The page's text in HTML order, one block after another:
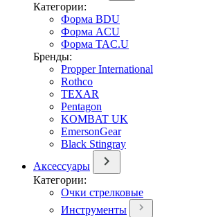
Категории:
Форма BDU
Форма ACU
Форма TAC.U
Бренды:
Propper International
Rothco
TEXAR
Pentagon
KOMBAT UK
EmersonGear
Black Stingray
Аксессуары
Категории:
Очки стрелковые
Инструменты